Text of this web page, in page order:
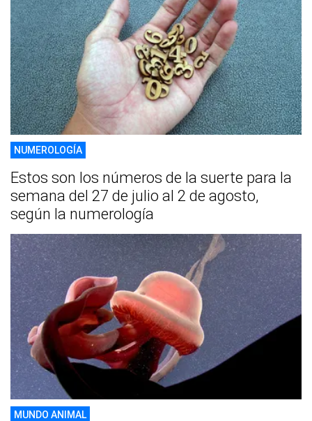
NUMEROLOGÍA
Estos son los números de la suerte para la
semana del 27 de julio al 2 de agosto,
según la numerología
MUNDO ANIMAL